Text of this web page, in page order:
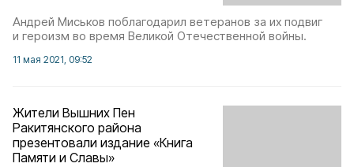
Андрей Миськов поблагодарил ветеранов за их подвиг
и героизм во время Великой Отечественной войны.
11 мая 2021, 09:52
Жители Вышних Пен
Ракитянского района
презентовали издание «Книга
Памяти и Славы»